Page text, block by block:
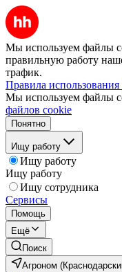
Мы используем файлы
правильную работу
трафик.
Правила
Мы используем файлы
файлов cookie
Понятно
Ищу работу
Ищу работу
Ищу работу
Ищу сотрудника
Сервисы
Помощь
Ещё
Поиск
Агроном